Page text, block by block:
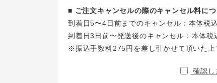
■ ご注文キャンセルの際のキャンセル料に
到着日5〜4日前までのキャンセル：本体税
到着日3日前〜発送後のキャンセル：本体
※振込手数料275円を差し引かせて頂いた上
確認し